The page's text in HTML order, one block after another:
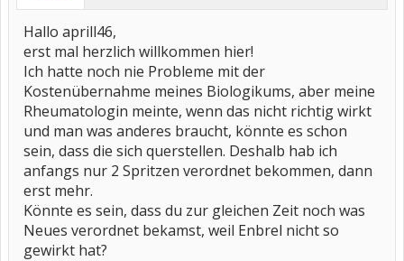
Hallo aprill46,
erst mal herzlich willkommen hier!
Ich hatte noch nie Probleme mit der
Kostenübernahme meines Biologikums, aber meine
Rheumatologin meinte, wenn das nicht richtig wirkt
und man was anderes braucht, könnte es schon
sein, dass die sich querstellen. Deshalb hab ich
anfangs nur 2 Spritzen verordnet bekommen, dann
erst mehr.
Könnte es sein, dass du zur gleichen Zeit noch was
Neues verordnet bekamst, weil Enbrel nicht so
gewirkt hat?